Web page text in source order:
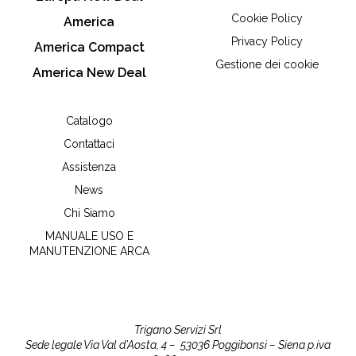
America
America Compact
America New Deal
Cookie Policy
Privacy Policy
Gestione dei cookie
Catalogo
Contattaci
Assistenza
News
Chi Siamo
MANUALE USO E
MANUTENZIONE ARCA
Trigano Servizi Srl
Sede legale Via Val d’Aosta, 4 – 53036 Poggibonsi – Sienap.iva